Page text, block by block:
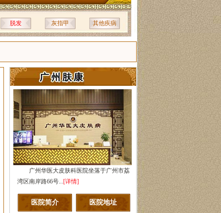
脱发 灰指甲 其他疾病
广州华医大皮肤科医院坐落于广州市荔
湾区南岸路66号...[详情]
医院简介 医院地址